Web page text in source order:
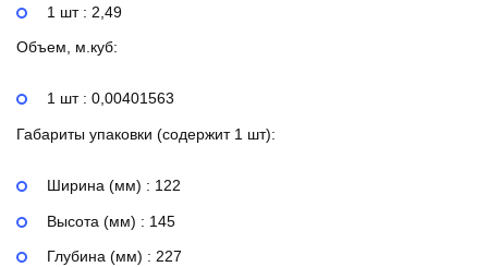
1 шт : 2,49
Объем, м.куб:
1 шт : 0,00401563
Габариты упаковки (содержит 1 шт):
Ширина (мм) : 122
Высота (мм) : 145
Глубина (мм) : 227